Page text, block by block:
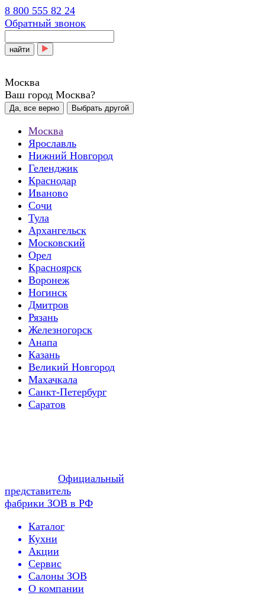
8 800 555 82 24
Обратный звонок
найти
Москва
Ваш город Москва?
Да, все верно Выбрать другой
Москва
Ярославль
Нижний Новгород
Геленджик
Краснодар
Иваново
Сочи
Тула
Архангельск
Московский
Орел
Красноярск
Воронеж
Ногинск
Дмитров
Рязань
Железногорск
Анапа
Казань
Великий Новгород
Махачкала
Санкт-Петербург
Саратов
Официальный
представитель
фабрики ЗОВ в РФ
Каталог
Кухни
Акции
Сервис
Салоны ЗОВ
О компании